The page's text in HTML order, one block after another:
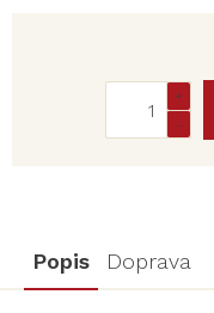
Popis Doprava